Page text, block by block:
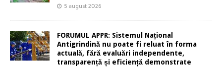
5 august 2026
FORUMUL APPR: Sistemul Național
Antigrindină nu poate fi reluat în forma
actuală, fără evaluări independente,
transparență și eficiență demonstrate